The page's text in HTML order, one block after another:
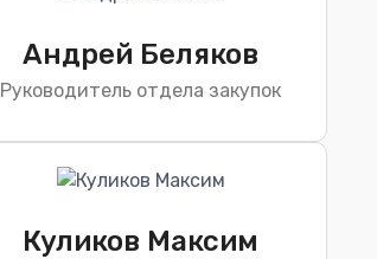
Андрей Беляков
Руководитель отдела закупок
Куликов Максим